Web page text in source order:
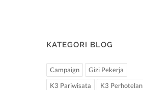
KATEGORI BLOG
Campaign
Gizi Pekerja
K3 Pariwisata
K3 Perhotelan